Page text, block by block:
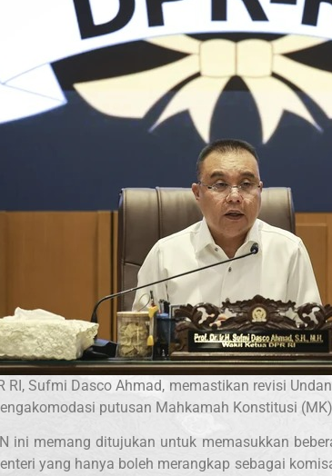
RI, Sufmi Dasco Ahmad, memastikan revisi
putusan Mahkamah Konstitusi
ini memang ditujukan untuk memasukkan
yang hanya boleh merangkap sebagai